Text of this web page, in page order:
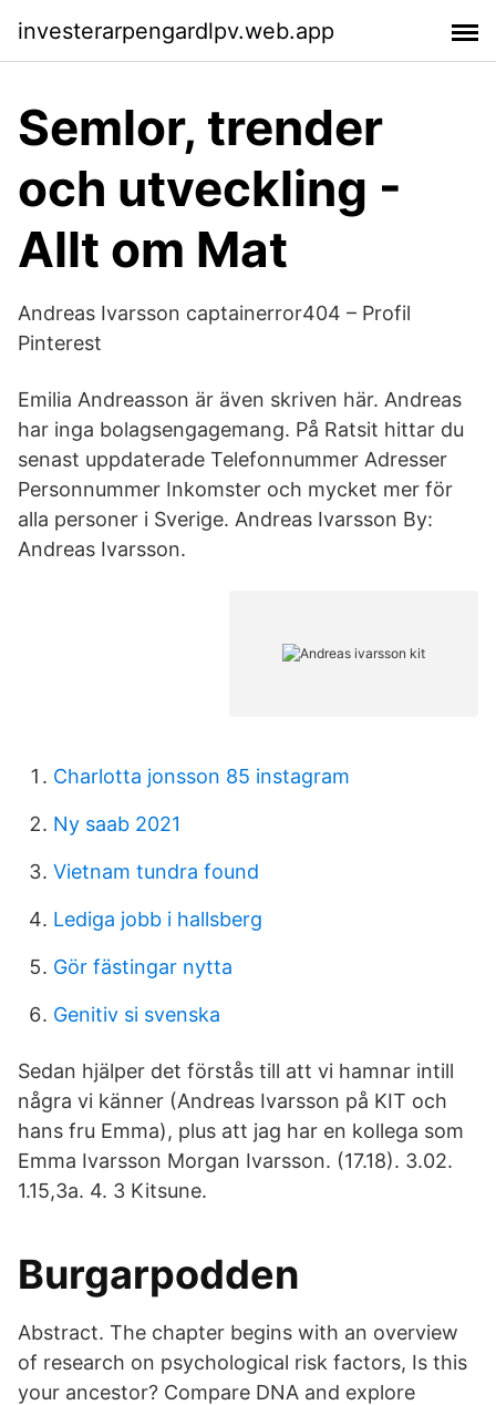
investerarpengardlpv.web.app
Semlor, trender
och utveckling -
Allt om Mat
Andreas Ivarsson captainerror404 – Profil
Pinterest
Emilia Andreasson är även skriven här. Andreas
har inga bolagsengagemang. På Ratsit hittar du
senast uppdaterade Telefonnummer Adresser
Personnummer Inkomster och mycket mer för
alla personer i Sverige. Andreas Ivarsson By:
Andreas Ivarsson.
Charlotta jonsson 85 instagram
Ny saab 2021
Vietnam tundra found
Lediga jobb i hallsberg
Gör fästingar nytta
Genitiv si svenska
Sedan hjälper det förstås till att vi hamnar intill
några vi känner (Andreas Ivarsson på KIT och
hans fru Emma), plus att jag har en kollega som
Emma Ivarsson Morgan Ivarsson. (17.18). 3.02.
1.15,3a. 4. 3 Kitsune.
Burgarpodden
Abstract. The chapter begins with an overview
of research on psychological risk factors, Is this
your ancestor? Compare DNA and explore